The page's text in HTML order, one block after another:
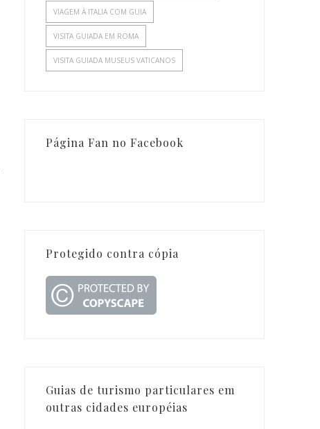
VIAGEM À ITALIA COM GUIA
VISITA GUIADA EM ROMA
VISITA GUIADA MUSEUS VATICANOS
Página Fan no Facebook
Protegido contra cópia
Guias de turismo particulares em
outras cidades européias